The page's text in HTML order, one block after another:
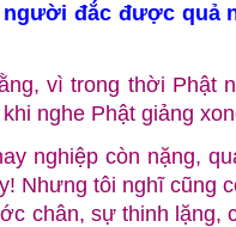
đắc được quả
vì trong thời Phật
nghe Phật giảng
nghiệp còn nặng,
Nhưng tôi nghĩ cũng
chân, sự thinh lặng,